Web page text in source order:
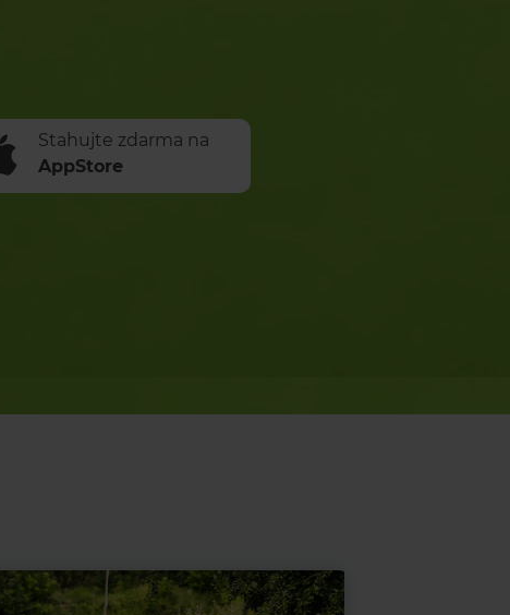
Stahujte zdarma na
AppStore